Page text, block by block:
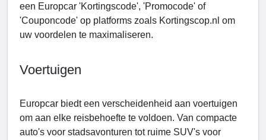
een Europcar 'Kortingscode', 'Promocode' of
'Couponcode' op platforms zoals Kortingscop.nl om
uw voordelen te maximaliseren.
Voertuigen
Europcar biedt een verscheidenheid aan voertuigen
om aan elke reisbehoefte te voldoen. Van compacte
auto's voor stadsavonturen tot ruime SUV's voor